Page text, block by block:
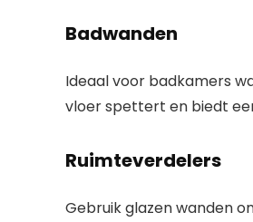
Badwanden
Ideaal voor badkamers
vloer spettert en biedt
Ruimteverdelers
Gebruik glazen wanden